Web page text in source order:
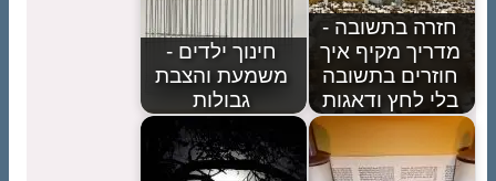
חזרה בתשובה -
מדריך מקיף איך
חוזרים בתשובה
בלי לחץ ודאגות
חינוך ילדים -
משמעת והצבת
גבולות